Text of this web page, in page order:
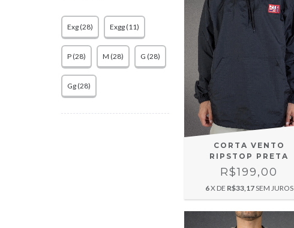
Exg (28) Exgg (11)
P (28) M (28) G (28)
Gg (28)
CORTA VENTO
RIPSTOP PRETA
R$199,00
6X DE R$33,17SEM JUROS